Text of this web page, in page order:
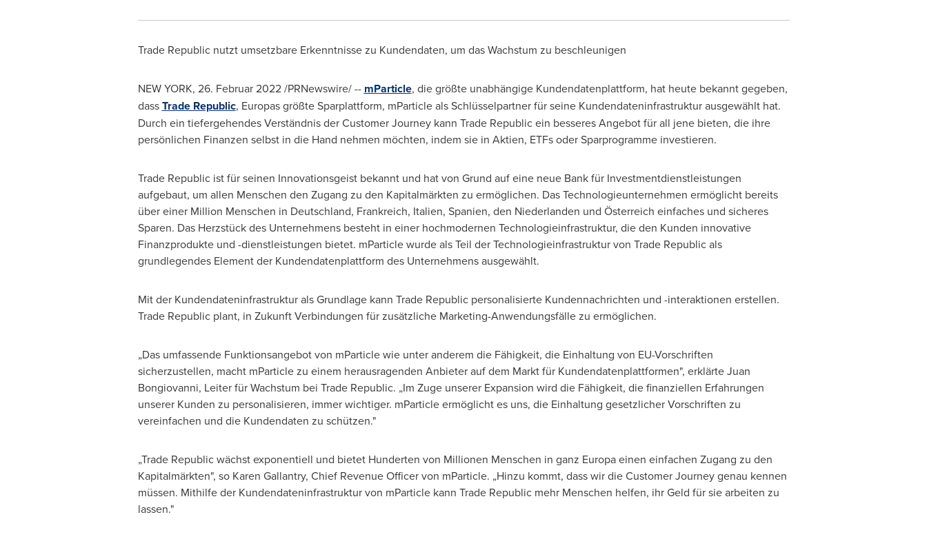
Trade Republic nutzt umsetzbare Erkenntnisse zu Kundendaten, um das Wachstum zu beschleunigen
NEW YORK, 26. Februar 2022 /PRNewswire/ -- mParticle, die größte unabhängige Kundendatenplattform, hat heute bekannt gegeben,
dassTrade Republic, Europas größte Sparplattform, mParticle als Schlüsselpartner für seine Kundendateninfrastruktur ausgewählt hat.
Durch ein tiefergehendes Verständnis der Customer Journey kann Trade Republic ein besseres Angebot für all jene bieten, die ihre
persönlichen Finanzen selbst in die Hand nehmen möchten, indem sie in Aktien, ETFs oder Sparprogramme investieren.
Trade Republic ist für seinen Innovationsgeist bekannt und hat von Grund auf eine neue Bank für Investmentdienstleistungen
aufgebaut, um allen Menschen den Zugang zu den Kapitalmärkten zu ermöglichen. Das Technologieunternehmen ermöglicht bereits
über einer Million Menschen in Deutschland, Frankreich, Italien, Spanien, den Niederlanden und Österreich einfaches und sicheres
Sparen. Das Herzstück des Unternehmens besteht in einer hochmodernen Technologieinfrastruktur, die den Kunden innovative
Finanzprodukte und -dienstleistungen bietet. mParticle wurde als Teil der Technologieinfrastruktur von Trade Republic als
grundlegendes Element der Kundendatenplattform des Unternehmens ausgewählt.
Mit der Kundendateninfrastruktur als Grundlage kann Trade Republic personalisierte Kundennachrichten und -interaktionen erstellen.
Trade Republic plant, in Zukunft Verbindungen für zusätzliche Marketing-Anwendungsfälle zu ermöglichen.
„Das umfassende Funktionsangebot von mParticle wie unter anderem die Fähigkeit, die Einhaltung von EU-Vorschriften
sicherzustellen, macht mParticle zu einem herausragenden Anbieter auf dem Markt für Kundendatenplattformen", erklärteJuan
Bongiovanni, Leiter für Wachstum bei Trade Republic. „Im Zuge unserer Expansion wird die Fähigkeit, die finanziellen Erfahrungen
unserer Kunden zu personalisieren, immer wichtiger. mParticle ermöglicht es uns, die Einhaltung gesetzlicher Vorschriften zu
vereinfachen und die Kundendaten zu schützen."
„Trade Republic wächst exponentiell und bietet Hunderten von Millionen Menschen in ganz Europa einen einfachen Zugang zu den
Kapitalmärkten", so Karen Gallantry, Chief Revenue Officer von mParticle. „Hinzu kommt, dass wir die Customer Journey genau kennen
müssen. Mithilfe der Kundendateninfrastruktur von mParticle kann Trade Republic mehr Menschen helfen, ihr Geld für sie arbeiten zu
lassen."